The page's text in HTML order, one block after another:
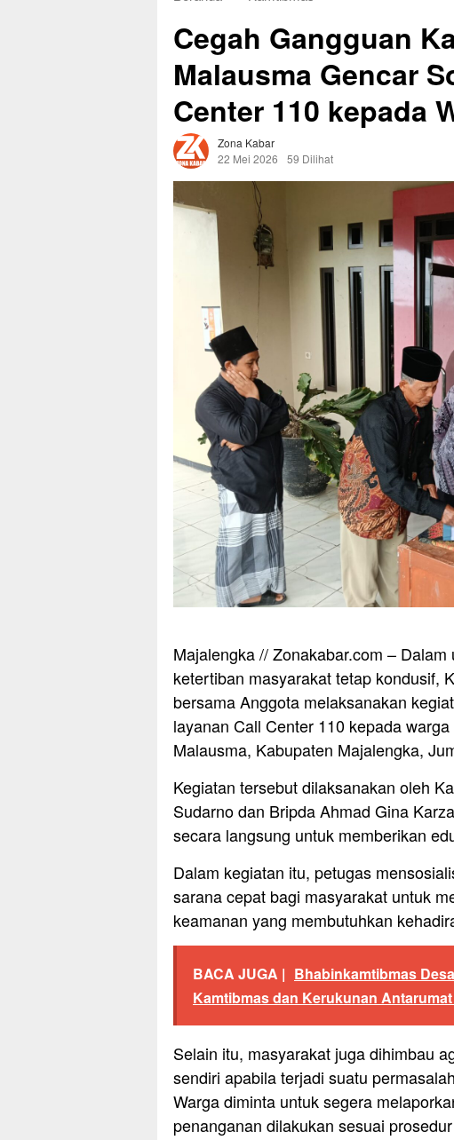
Cegah Gangguan
Malausma Gencar
Center 110 kepada
Zona Kabar
22 Mei 2026
59 Dilihat
Majalengka // Zonakabar.com –
ketertiban masyarakat tetap kondusif,
bersama Anggota melaksanakan
layanan Call Center 110 kepada
Malausma, Kabupaten Majalengka,
Kegiatan tersebut dilaksanakan oleh
Sudarno dan Bripda Ahmad Gina
secara langsung untuk memberikan
Dalam kegiatan itu, petugas
sarana cepat bagi masyarakat untuk
keamanan yang membutuhkan
BACA JUGA | Bhabinkamtibmas
Kamtibmas dan Kerukunan
Selain itu, masyarakat juga dihimbau
sendiri apabila terjadi suatu
Warga diminta untuk segera
penanganan dilakukan sesuai